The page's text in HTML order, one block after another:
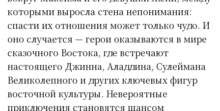
которыми выросла стена непонимания:
спасти их отношения может только чудо. И
оно случается — герои оказываются в мире
сказочного Востока, где встречают
настоящего Джинна, Аладдина, Сулеймана
Великолепного и других ключевых фигур
восточной культуры. Невероятные
приключения становятся шансом